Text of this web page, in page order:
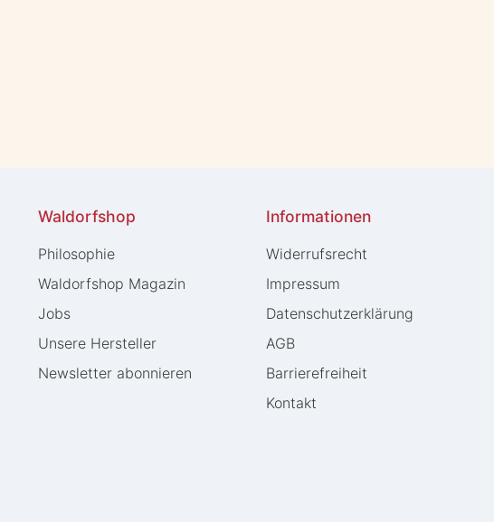
Waldorfshop
Philosophie
Waldorfshop Magazin
Jobs
Unsere Hersteller
Newsletter abonnieren
Informationen
Widerrufs­recht
Impressum
Daten­schutz­erklärung
AGB
Barrierefreiheit
Kontakt